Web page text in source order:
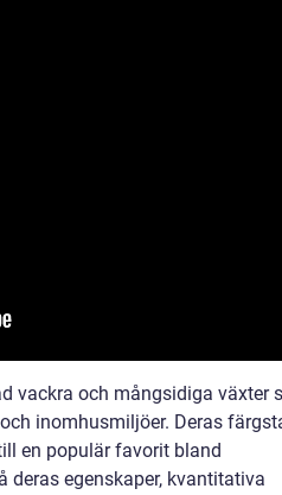
vackra och mångsidiga växter
inomhusmiljöer. Deras
en populär favorit bland
deras egenskaper, kvantitativa